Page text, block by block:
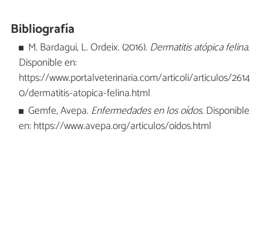
Bibliografía
M. Bardagui, L. Ordeix. (2016). Dermatitis atópica felina.
Disponible en:
https://www.portalveterinaria.com/articoli/articulos/2614
0/dermatitis-atopica-felina.html
Gemfe, Avepa. Enfermedades en los oídos.Disponible
en: https://www.avepa.org/articulos/oidos.html